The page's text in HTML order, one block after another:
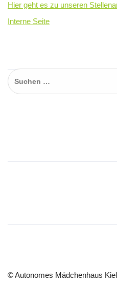
Hier geht es zu unseren
Interne Seite
Suchen
nach:
© Autonomes Mädchenhaus